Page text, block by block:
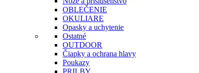
OBLEČENIE
OKULIARE
Opasky a uchytenie
Ostatné
OUTDOOR
Čiapky a ochrana hlavy
Poukazy
PRILBY